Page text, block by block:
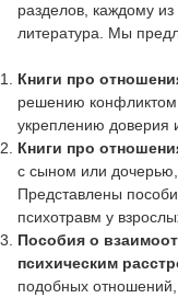
разделов, каждому
литература. Мы
Книги про
решению
укреплению доверия
Книги про
с сыном или дочерью,
Представлены
психотравм у
Пособия о
психическим
подобных